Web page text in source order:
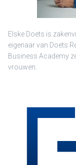
Elske Doets is
eigenaar van Doets
Business Academy
vrouwen.